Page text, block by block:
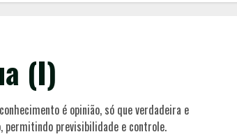
(I)
é opinião, só que verdadeira e
permitindo previsibilidade e controle.